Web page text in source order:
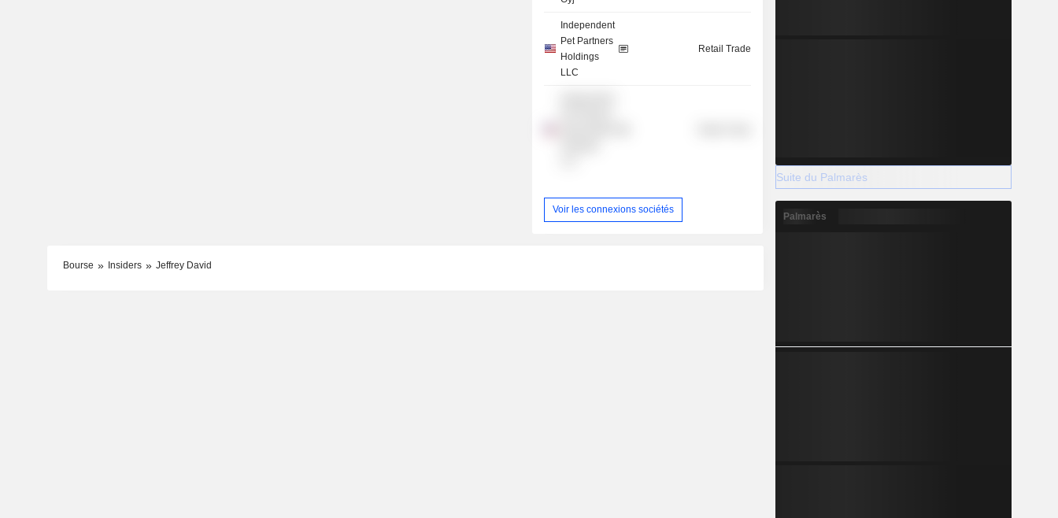
Independent
Pet Partners
Holdings
LLC
Retail Trade
Voir les connexions sociétés
Bourse Insiders Jeffrey David
Suite du Palmarès
Palmarès